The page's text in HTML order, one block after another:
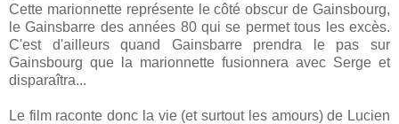
Cette marionnette représente le côté obscur de Gainsbourg,
le Gainsbarre des années 80 qui se permet tous les excès.
C'est d'ailleurs quand Gainsbarre prendra le pas sur
Gainsbourg que la marionnette fusionnera avec Serge et
disparaîtra...
Le film raconte donc la vie (et surtout les amours) de Lucien